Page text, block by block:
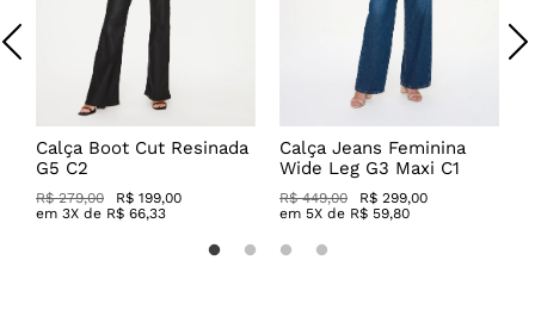
Calça Boot Cut Resinada
G5 C2
R$ 279,00
R$ 199,00
em 3X de R$ 66,33
Calça Jeans Feminina
Wide Leg G3 Maxi C1
R$ 449,00
R$ 299,00
em 5X de R$ 59,80